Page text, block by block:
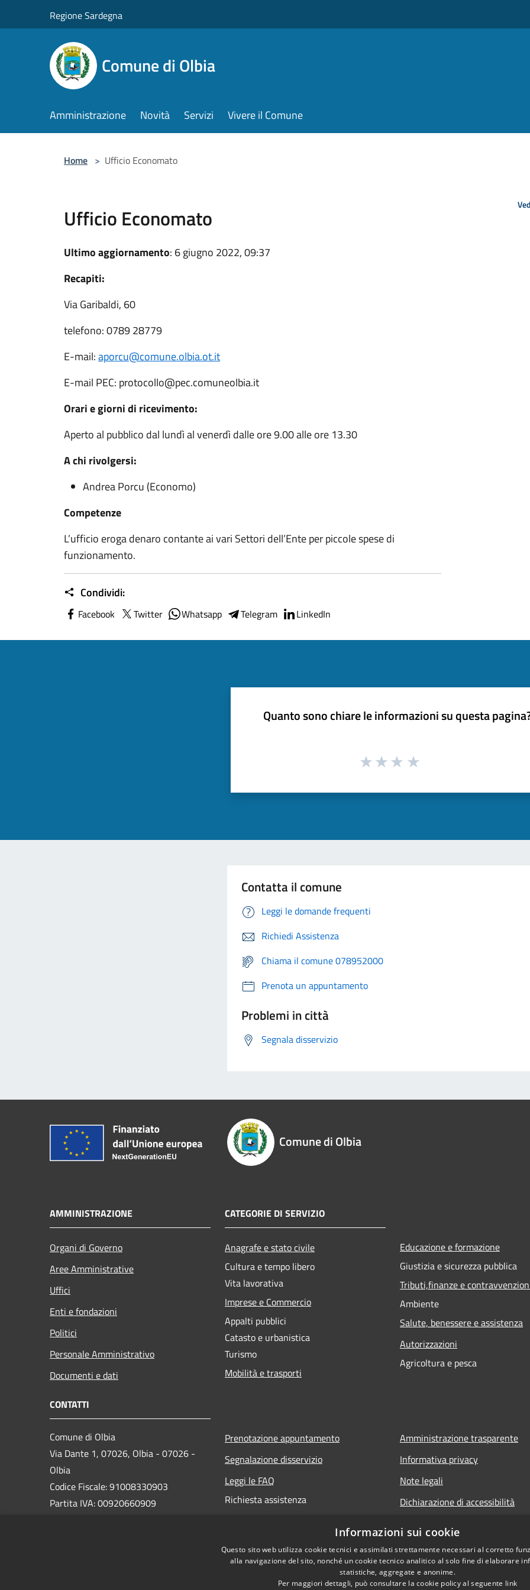
Regione Sardegna
Comune di Olbia
Amministrazione Novità Servizi Vivere il Comune
Home > Ufficio Economato
Ufficio Economato
Ultimo aggiornamento: 6 giugno 2022, 09:37
Recapiti:
Via Garibaldi, 60
telefono: 0789 28779
E-mail:aporcu@comune.olbia.ot.it
E-mail PEC: protocollo@pec.comuneolbia.it
Orari e giorni di ricevimento:
Aperto al pubblico dal lundì al venerdì dalle ore 9.00 alle ore 13.30
A chi rivolgersi:
Andrea Porcu (Economo)
Competenze
L’ufficio eroga denaro contante ai vari Settori dell’Ente per piccole spese di
funzionamento.
Condividi:
Facebook Twitter Whatsapp Telegram LinkedIn
Quanto sono chiare le informazioni su questa
Contatta il comune
Leggi le domande frequenti
Richiedi Assistenza
Chiama il comune 078952000
Prenota un appuntamento
Problemi in città
Segnala disservizio
Comune di Olbia
AMMINISTRAZIONE
Organi di Governo
Aree Amministrative
Uffici
Enti e fondazioni
Politici
Personale Amministrativo
Documenti e dati
CATEGORIE DI SERVIZIO
Anagrafe e stato civile
Cultura e tempo libero
Vita lavorativa
Imprese e Commercio
Appalti pubblici
Catasto e urbanistica
Turismo
Mobilità e trasporti
Educazione e formazione
Giustizia e sicurezza pubblica
Tributi,finanze e
Ambiente
Salute, benessere e assistenza
Autorizzazioni
Agricoltura e pesca
CONTATTI
Comune di Olbia
Via Dante 1, 07026, Olbia - 07026 -
Olbia
Codice Fiscale: 91008330903
Partita IVA: 00920660909
Prenotazione appuntamento
Segnalazione disservizio
Leggi le FAQ
Richiesta assistenza
Amministrazione trasparente
Informativa privacy
Note legali
Dichiarazione di accessibilità
Informazioni sui cookie
Questo sito web utilizza cookie tecnici e assimilati strettamente necessari al corretto
alla navigazione del sito, nonché un cookie tecnico analitico al solo fine di elaborare
statistiche, aggregate e anonime.
Per maggiori dettagli, può consultare la cookie policy al seguente link